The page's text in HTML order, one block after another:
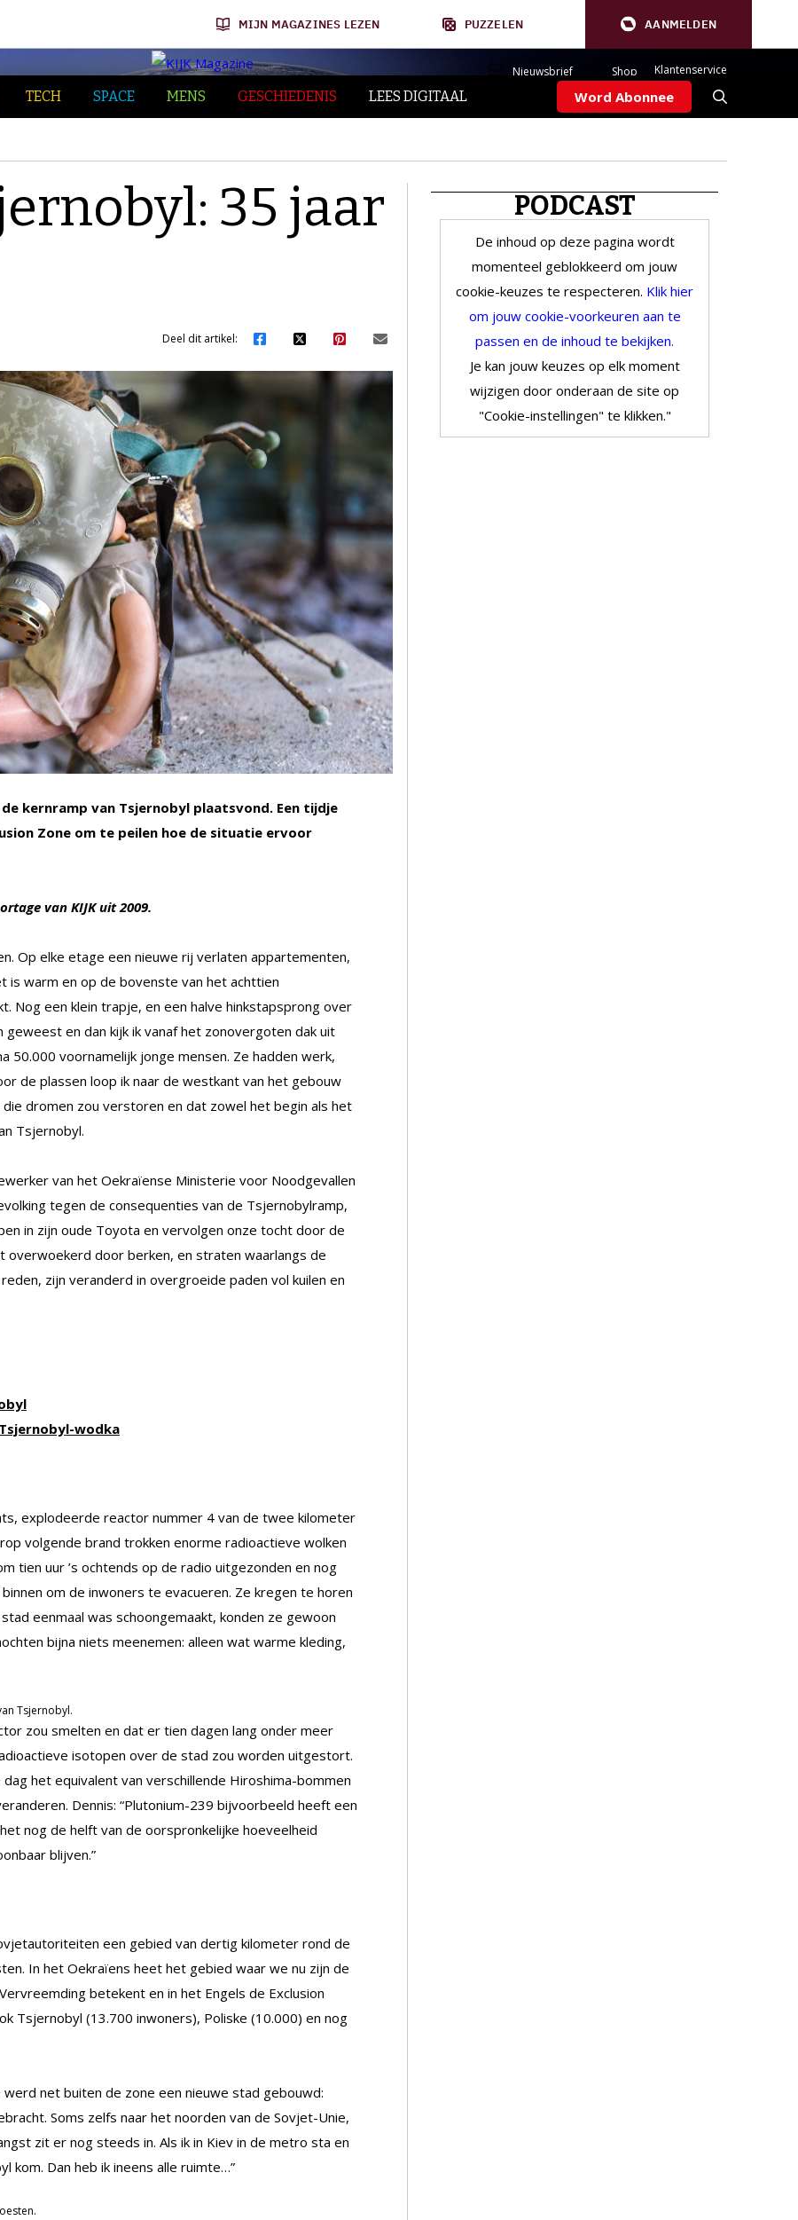
MIJN MAGAZINES LEZEN PUZZELEN AANMELDEN
Nieuwsbrief Shop Klantenservice
TECH SPACE MENS GESCHIEDENIS LEES DIGITAAL Word Abonnee
35 jaar
Deel dit artikel:
kernramp van Tsjernobyl plaatsvond. Een tijdje
Zone om te peilen hoe de situatie ervoor
van KIJK uit 2009.
Op elke etage een nieuwe rij verlaten appartementen,
is warm en op de bovenste van het achttien
Nog een klein trapje, en een halve hinkstapsprong over
en dan kijk ik vanaf het zonovergoten dak uit
50.000 voornamelijk jonge mensen. Ze hadden werk,
de plassen loop ik naar de westkant van het gebouw
dromen zou verstoren en dat zowel het begin als het
Tsjernobyl.
van het Oekraïense Ministerie voor Noodgevallen
tegen de consequenties van de Tsjernobylramp,
in zijn oude Toyota en vervolgen onze tocht door de
door berken, en straten waarlangs de
zijn veranderd in overgroeide paden vol kuilen en
wodka
explodeerde reactor nummer 4 van de twee kilometer
volgende brand trokken enorme radioactieve wolken
tien uur ’s ochtends op de radio uitgezonden en nog
om de inwoners te evacueren. Ze kregen te horen
eenmaal was schoongemaakt, konden ze gewoon
bijna niets meenemen: alleen wat warme kleding,
Tsjernobyl.
zou smelten en dat er tien dagen lang onder meer
isotopen over de stad zou worden uitgestort.
het equivalent van verschillende Hiroshima-bommen
Dennis: “Plutonium-239 bijvoorbeeld heeft een
nog de helft van de oorspronkelijke hoeveelheid
blijven.”
een gebied van dertig kilometer rond de
In het Oekraïens heet het gebied waar we nu zijn de
betekent en in het Engels de Exclusion
Tsjernobyl (13.700 inwoners), Poliske (10.000) en nog
net buiten de zone een nieuwe stad gebouwd:
Soms zelfs naar het noorden van de Sovjet-Unie,
zit er nog steeds in. Als ik in Kiev in de metro sta en
kom. Dan heb ik ineens alle ruimte…”
PODCAST
De inhoud op deze pagina wordt
momenteel geblokkeerd om jouw
cookie-keuzes te respecteren. Klik hier
om jouw cookie-voorkeuren aan te
passen en de inhoud te bekijken.
Je kan jouw keuzes op elk moment
wijzigen door onderaan de site op
"Cookie-instellingen" te klikken."